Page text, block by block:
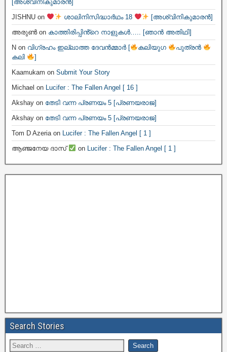
[അശ്വിനികുമാരൻ]
JISHNU on ശാലിനിസിദ്ധാർഥം 18
[അശ്വിനികുമാരൻ]
അരുൺon കാത്തിരിപ്പിൻ്റെ നാളുകൾ….. [ഞാൻ അതിഥി]
N on വിഗ്രഹം ഇല്ലാത്ത ദേവൻമ്മാർ [ കലിയുഗ
പുത്രൻ
കലി
]
Kaamukam on Submit Your Story
Michael on Lucifer : The Fallen Angel [ 16 ]
Akshay on തേടി വന്ന പ്രണയം 5 [പ്രണയരാജ]
Akshay on തേടി വന്ന പ്രണയം 5 [പ്രണയരാജ]
Tom D Azeriaon Lucifer : The Fallen Angel [ 1 ]
ആഞ്ജനേയ ദാസ്
on Lucifer : The Fallen Angel [ 1 ]
Search Stories